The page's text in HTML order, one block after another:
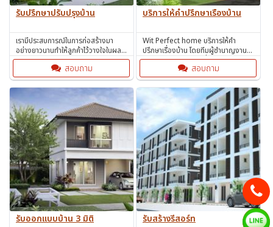
รับปรึกษาปรับปรุงบ้าน
เรามีประสบการณ์ในการก่อสร้างมา
อย่างยาวนานทำให้ลูกค้าไว้วางใจในผล
งานของเราได้ เรายินดีให้คำปรึกษา
ลูกค้าทุกท่าน
สอบถาม
บริการให้คำปรึกษาเรื่องบ้าน
Wit Perfect home บริการให้คำ
ปรึกษาเรื่องบ้าน โดยทีมผู้ชำนาญงาน
และ มีประสบการณ์ในเรื่องบ้าน
สอบถาม
รับออกแบบบ้าน 3 มิติ รับสร้างรีสอร์ท